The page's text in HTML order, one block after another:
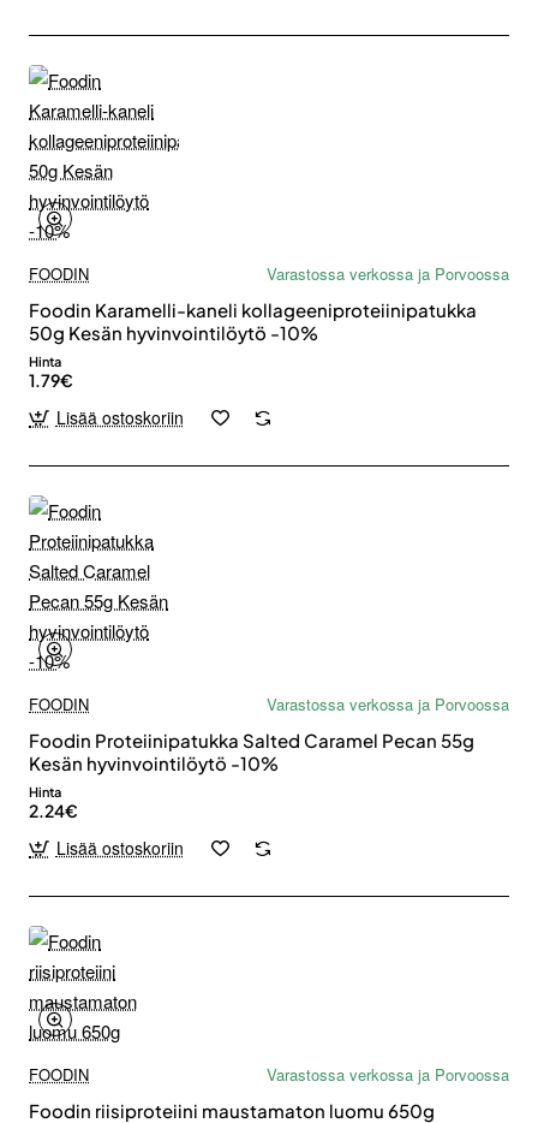
FOODIN
Varastossa verkossa ja Porvoossa
Foodin Karamelli-kaneli kollageeniproteiinipatukka
50g Kesän hyvinvointilöytö -10%
Hinta
1.79€
Lisää ostoskoriin
FOODIN
Varastossa verkossa ja Porvoossa
Foodin Proteiinipatukka Salted Caramel Pecan 55g
Kesän hyvinvointilöytö -10%
Hinta
2.24€
Lisää ostoskoriin
FOODIN
Varastossa verkossa ja Porvoossa
Foodin riisiproteiini maustamaton luomu 650g